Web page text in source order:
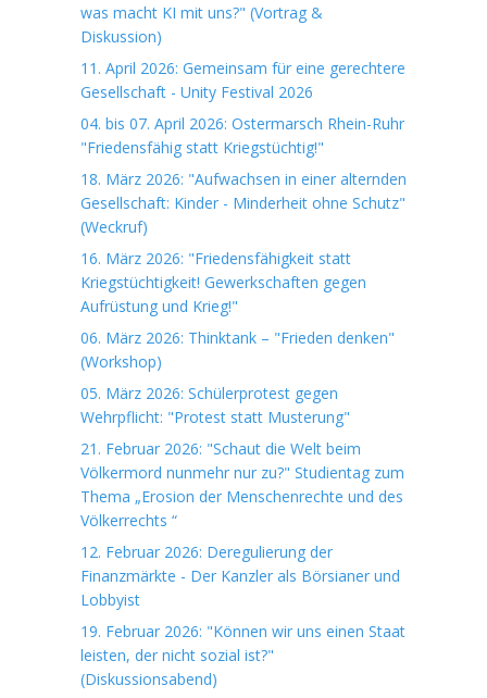
was macht KI mit uns?" (Vortrag &
Diskussion)
11. April 2026: Gemeinsam für eine gerechtere
Gesellschaft - Unity Festival 2026
04. bis 07. April 2026: Ostermarsch Rhein-Ruhr
"Friedensfähig statt Kriegstüchtig!"
18. März 2026: "Aufwachsen in einer alternden
Gesellschaft: Kinder - Minderheit ohne Schutz"
(Weckruf)
16. März 2026: "Friedensfähigkeit statt
Kriegstüchtigkeit! Gewerkschaften gegen
Aufrüstung und Krieg!"
06. März 2026: Thinktank – "Frieden denken"
(Workshop)
05. März 2026: Schülerprotest gegen
Wehrpflicht: "Protest statt Musterung"
21. Februar 2026: "Schaut die Welt beim
Völkermord nunmehr nur zu?" Studientag zum
Thema „Erosion der Menschenrechte und des
Völkerrechts “
12. Februar 2026: Deregulierung der
Finanzmärkte - Der Kanzler als Börsianer und
Lobbyist
19. Februar 2026: "Können wir uns einen Staat
leisten, der nicht sozial ist?"
(Diskussionsabend)